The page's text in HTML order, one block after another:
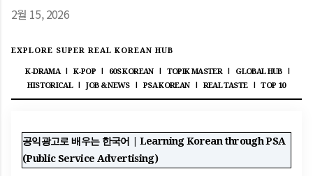
2월 15, 2026
EXPLORE SUPER REAL KOREAN HUB
K-DRAMA K-POP 60S KOREAN TOPIK MASTER GLOBAL HUB
HISTORICAL JOB & NEWS PSA KOREAN REAL TASTE TOP 10
공익광고로 배우는 한국어 | Learning Korean through PSA
(Public Service Advertising)